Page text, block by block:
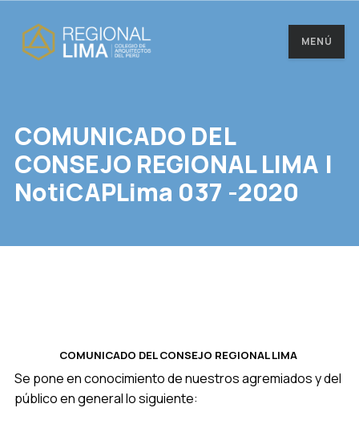
MENÚ
COMUNICADO DEL
CONSEJO REGIONAL LIMA |
NotiCAPLima 037 -2020
COMUNICADO DEL CONSEJO REGIONAL LIMA​
Se pone en conocimiento de nuestros agremiados y del
público en general lo siguiente: